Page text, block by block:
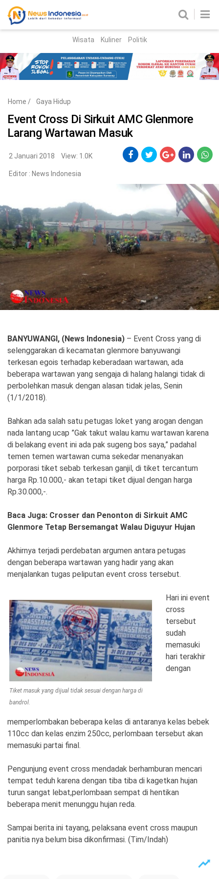
Parlemen
Nasional
Peristiwa
Hukum Kriminal
Politik
Gaya Hidup
Kuliner
Otomotif
Iptek
Teknologi
SosBud
Sosial
Wisata
Ekonomi Olahraga
Indeks Birokrasi
Copyright
2026
News
Indonesia
.
All
Right
Reserve
Wisata Kuliner Politik
Home / Gaya Hidup
Event Cross Di Sirkuit AMC Glenmore
Larang Wartawan Masuk
2 Januari 2018 View: 1.0K
Editor : News Indonesia
BANYUWANGI, (News Indonesia) – Event Cross yang di
selenggarakan di kecamatan glenmore banyuwangi
terkesan egois terhadap keberadaan wartawan, ada
beberapa wartawan yang sengaja di halang halangi tidak di
perbolehkan masuk dengan alasan tidak jelas, Senin
(1/1/2018).
Bahkan ada salah satu petugas loket yang arogan dengan
nada lantang ucap ”Gak takut walau kamu wartawan karena
di belakang event ini ada pak sugeng bos saya,” padahal
temen temen wartawan cuma sekedar menanyakan
porporasi tiket sebab terkesan ganjil, di tiket tercantum
harga Rp.10.000,- akan tetapi tiket dijual dengan harga
Rp.30.000,-.
Baca Juga: Crosser dan Penonton di Sirkuit AMC
Glenmore Tetap Bersemangat Walau Diguyur Hujan
Akhirnya terjadi perdebatan argumen antara petugas
dengan beberapa wartawan yang hadir yang akan
menjalankan tugas peliputan event cross tersebut.
Tiket masuk yang dijual tidak sesuai dengan harga di
bandrol.
Hari ini event
cross
tersebut
sudah
memasuki
hari terakhir
dengan
memperlombakan beberapa kelas di antaranya kelas bebek
110cc dan kelas enzim 250cc, perlombaan tersebut akan
memasuki partai final.
Pengunjung event cross mendadak berhamburan mencari
tempat teduh karena dengan tiba tiba di kagetkan hujan
turun sangat lebat,perlombaan sempat di hentikan
beberapa menit menunggu hujan reda.
Sampai berita ini tayang, pelaksana event cross maupun
panitia nya belum bisa dikonfirmasi. (Tim/Indah)